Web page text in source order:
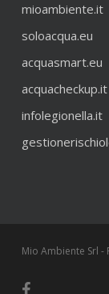
mioambiente.it
soloacqua.eu
acquasmart.eu
acquacheckup.it
infolegionella.it
Mio Ambiente Srl -
facebook